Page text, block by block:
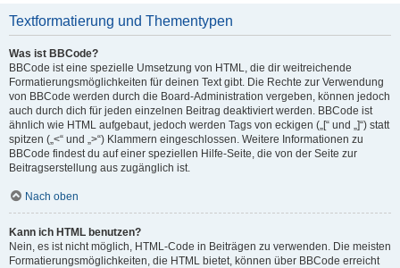
Textformatierung und Thementypen
Was ist BBCode?
BBCode ist eine spezielle Umsetzung von HTML, die dir weitreichende
Formatierungsmöglichkeiten für deinen Text gibt. Die Rechte zur Verwendung
von BBCode werden durch die Board-Administration vergeben, können jedoch
auch durch dich für jeden einzelnen Beitrag deaktiviert werden. BBCode ist
ähnlich wie HTML aufgebaut, jedoch werden Tags von eckigen („[“ und „]“) statt
spitzen („<“ und „>“) Klammern eingeschlossen. Weitere Informationen zu
BBCode findest du auf einer speziellen Hilfe-Seite, die von der Seite zur
Beitragserstellung aus zugänglich ist.
Nach oben
Kann ich HTML benutzen?
Nein, es ist nicht möglich, HTML-Code in Beiträgen zu verwenden. Die meisten
Formatierungsmöglichkeiten, die HTML bietet, können über BBCode erreicht